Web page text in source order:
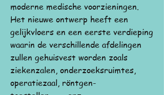
moderne medische voorzieningen.
Het nieuwe ontwerp heeft een
gelijkvloers en een eerste verdieping
waarin de verschillende afdelingen
zullen gehuisvest worden zoals
ziekenzalen, onderzoeksruimtes,
operatiezaal, röntgen-